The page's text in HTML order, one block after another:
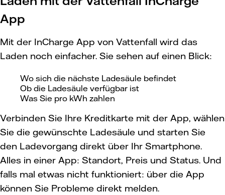
App
Mit der InCharge App von Vattenfall wird das
Laden noch einfacher. Sie sehen auf einen Blick:
Wo sich die nächste Ladesäule befindet
Ob die Ladesäule verfügbar ist
Was Sie pro kWh zahlen
Verbinden Sie Ihre Kreditkarte mit der App, wählen
Sie die gewünschte Ladesäule und starten Sie
den Ladevorgang direkt über Ihr Smartphone.
Alles in einer App: Standort, Preis und Status. Und
falls mal etwas nicht funktioniert: über die App
können Sie Probleme direkt melden.